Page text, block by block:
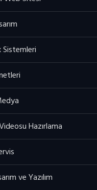
Hazırlama
ve Yazılım